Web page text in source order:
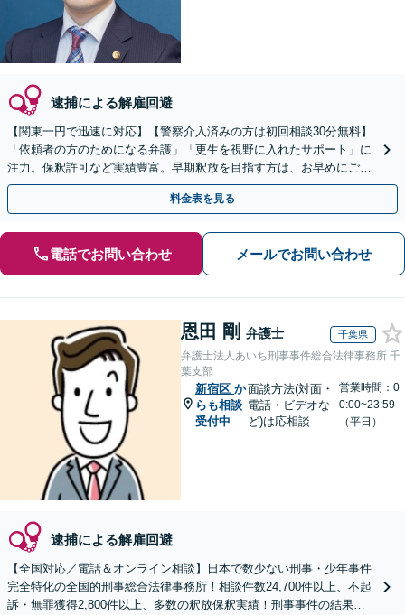
逮捕による解雇回避
【関東一円で迅速に対応】【警察介入済みの方は初回相談30分無料】
「依頼者の方のためになる弁護」「更生を視野に入れたサポート」に
注力。保釈許可など実績豊富。早期釈放を目指す方は、お早めにご相
談を！示談交渉もお任せください【夜間・休日対応】
料金表を見る
電話でお問い合わせ メールでお問い合わせ
恩田 剛 弁護士 千葉県
弁護士法人あいち刑事事件総合法律事務所 千
葉支部
新宿区 か
らも相談
受付中
面談方法(対面・
電話・ビデオな
ど)は応相談
営業時間：0
0:00~23:59
（平日）
逮捕による解雇回避
【全国対応／電話＆オンライン相談】日本で数少ない刑事・少年事件
完全特化の全国的刑事総合法律事務所！相談件数24,700件以上、不起
訴・無罪獲得2,800件以上、多数の釈放保釈実績！刑事事件の結果は